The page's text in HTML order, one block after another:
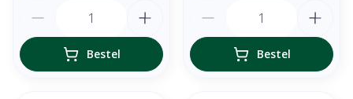
Bestel Bestel